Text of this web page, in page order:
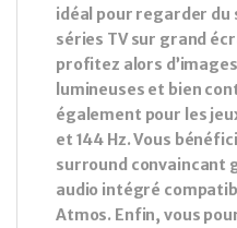
idéal pour regarder
séries TV sur grand
profitez alors
lumineuses et bien
également pour les
et 144 Hz. Vous
surround convaincant
audio intégré
Atmos. Enfin, vous